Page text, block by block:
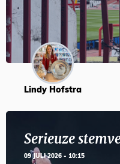
Lindy Hofstra
Serieuze
09 JULI 2026 - 10:15